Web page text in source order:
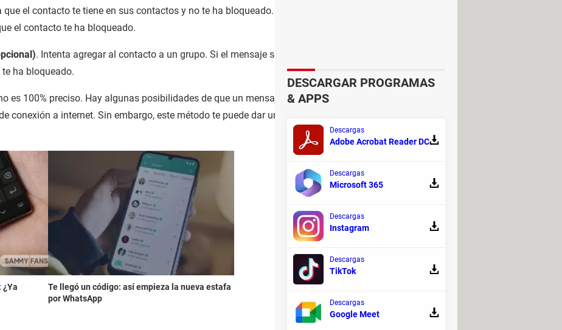
el contacto te tiene en sus contactos y no te ha bloqueado. Si el mensaje no muestra "Enviando",
el contacto te ha bloqueado.
. Intenta agregar al contacto a un grupo. Si el mensaje se rechaza, significa que el contacto te
ha bloqueado.
es 100% preciso. Hay algunas posibilidades de que un mensaje no se envíe o no se entregue por
conexión a internet. Sin embargo, este método te puede dar una idea de si te han bloqueado en
¿Ya
Te llegó un código: así empieza la nueva estafa
por WhatsApp
DESCARGAR PROGRAMAS
& APPS
Descargas
Adobe Acrobat Reader DC
Descargas
Microsoft 365
Descargas
Instagram
Descargas
TikTok
Descargas
Google Meet